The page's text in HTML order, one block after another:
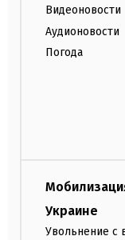
Видеоновости
Аудионовости
Погода
Украине
Увольнение с